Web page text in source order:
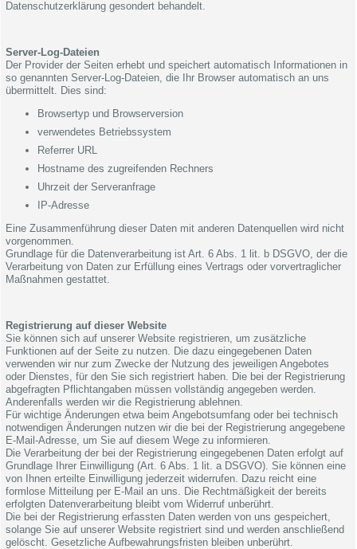
Datenschutzerklärung gesondert behandelt.
Server-Log-Dateien
Der Provider der Seiten erhebt und speichert automatisch Informationen in
so genannten Server-Log-Dateien, die Ihr Browser automatisch an uns
übermittelt. Dies sind:
Browsertyp und Browserversion
verwendetes Betriebssystem
Referrer URL
Hostname des zugreifenden Rechners
Uhrzeit der Serveranfrage
IP-Adresse
Eine Zusammenführung dieser Daten mit anderen Datenquellen wird nicht
vorgenommen.
Grundlage für die Datenverarbeitung ist Art. 6 Abs. 1 lit. b DSGVO, der die
Verarbeitung von Daten zur Erfüllung eines Vertrags oder vorvertraglicher
Maßnahmen gestattet.
Registrierung auf dieser Website
Sie können sich auf unserer Website registrieren, um zusätzliche
Funktionen auf der Seite zu nutzen. Die dazu eingegebenen Daten
verwenden wir nur zum Zwecke der Nutzung des jeweiligen Angebotes
oder Dienstes, für den Sie sich registriert haben. Die bei der Registrierung
abgefragten Pflichtangaben müssen vollständig angegeben werden.
Anderenfalls werden wir die Registrierung ablehnen.
Für wichtige Änderungen etwa beim Angebotsumfang oder bei technisch
notwendigen Änderungen nutzen wir die bei der Registrierung angegebene
E-Mail-Adresse, um Sie auf diesem Wege zu informieren.
Die Verarbeitung der bei der Registrierung eingegebenen Daten erfolgt auf
Grundlage Ihrer Einwilligung (Art. 6 Abs. 1 lit. a DSGVO). Sie können eine
von Ihnen erteilte Einwilligung jederzeit widerrufen. Dazu reicht eine
formlose Mitteilung per E-Mail an uns. Die Rechtmäßigkeit der bereits
erfolgten Datenverarbeitung bleibt vom Widerruf unberührt.
Die bei der Registrierung erfassten Daten werden von uns gespeichert,
solange Sie auf unserer Website registriert sind und werden anschließend
gelöscht. Gesetzliche Aufbewahrungsfristen bleiben unberührt.